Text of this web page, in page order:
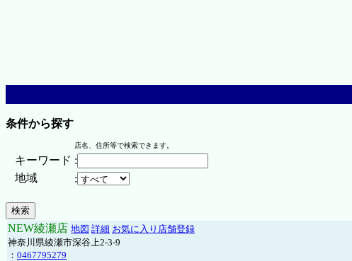
条件から探す
店名、住所等で検索できます。
キーワード :
地域
:
NEW綾瀬店 地図 詳細 お気に入り店舗登録
神奈川県綾瀬市深谷上2-3-9
： 0467795279